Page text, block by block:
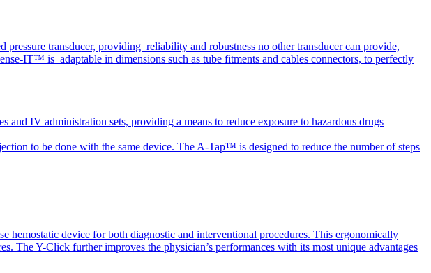
transducer, providing reliability and robustness no other transducer can provide,
IT™ is adaptable in dimensions such as tube fitments and cables connectors, to perfectly
and IV administration sets, providing a means to reduce exposure to hazardous drugs
to be done with the same device. The A-Tap™ is designed to reduce the number of steps
hemostatic device for both diagnostic and interventional procedures. This ergonomically
The Y-Click further improves the physician’s performances with its most unique advantages